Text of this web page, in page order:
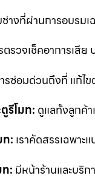
างที่ผ่านการอบรม
รวจเช็คอาการเสีย
รซ่อมด่วนถึงที่ แก้ไ
รีโมท: ดูแลทั้งลูกค้า
ท: เราคัดสรรเฉพา
: มีหน้าร้านและบริ